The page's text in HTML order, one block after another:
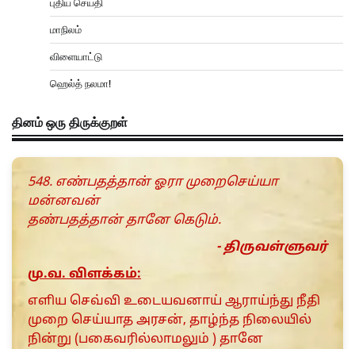
புதிய செய்தி
மாநிலம்
விளையாட்டு
ஹெல்த் நலமா!
தினம் ஒரு திருக்குறள்
548. எண்பதத்தான் ஓரா முறைசெய்யா
மன்னவன்
தண்பதத்தான் தானே கெடும்.
- திருவள்ளுவர்
மு.வ. விளக்கம்:
எளிய செவ்வி உடையவனாய் ஆராய்ந்து நீதி
முறை செய்யாத அரசன், தாழ்ந்த நிலையில்
நின்று (பகைவரில்லாமலும் ) தானே